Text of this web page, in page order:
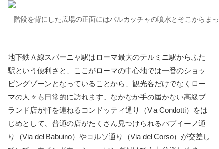
階段を背にした広場の正面にはバルカッチャの噴水とそこからま
地下鉄Ａ線スパーニャ駅はローマ最大のテルミニ駅からふた
駅という便利さと、ここがローマの中心地では一番のショッ
ピングゾーンとなっていることから、観光客だけでなくロー
マの人々も日常的に訪れます。なかなか手の届かない高級ブ
ランド店が軒を連ねるコンドッティ通り（Via Condotti）をは
じめとして、普通の店がたくさん見つけられるバブイーノ通
り（Via del Babuino）やコルソ通り（Via del Corso）が交差し